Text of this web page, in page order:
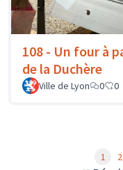
108 - Un four à
de la Duchère
Ville de Lyon 0 0
1 2